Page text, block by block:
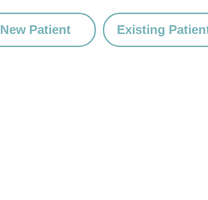
New Patient Existing